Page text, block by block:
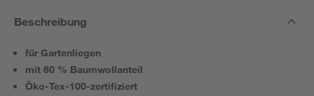
Beschreibung
für Gartenliegen
mit 60 % Baumwollanteil
Öko-Tex-100-zertifiziert